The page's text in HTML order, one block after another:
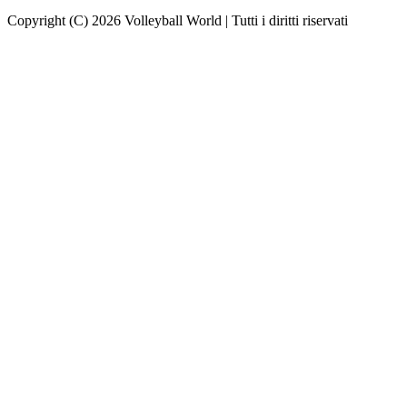
Copyright (C) 2026 Volleyball World | Tutti i diritti riservati